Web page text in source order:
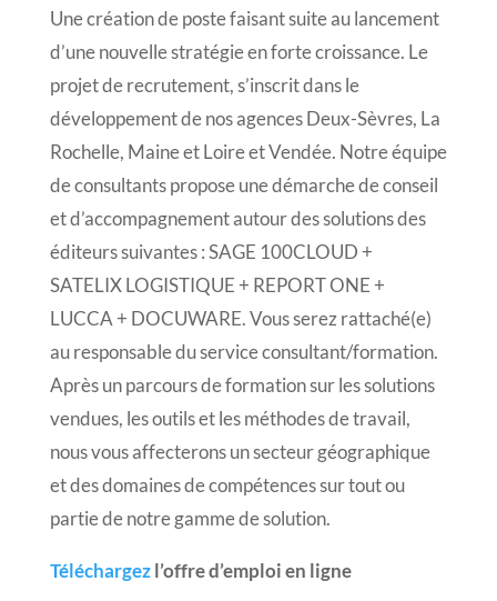
Une création de poste faisant suite au lancement
d’une nouvelle stratégie en forte croissance. Le
projet de recrutement, s’inscrit dans le
développement de nos agences Deux-Sèvres, La
Rochelle, Maine et Loire et Vendée. Notre équipe
de consultants propose une démarche de conseil
et d’accompagnement autour des solutions des
éditeurs suivantes : SAGE 100CLOUD +
SATELIX LOGISTIQUE + REPORT ONE +
LUCCA + DOCUWARE. Vous serez rattaché(e)
au responsable du service consultant/formation.
Après un parcours de formation sur les solutions
vendues, les outils et les méthodes de travail,
nous vous affecterons un secteur géographique
et des domaines de compétences sur tout ou
partie de notre gamme de solution.
Téléchargezl’offre d’emploi en ligne